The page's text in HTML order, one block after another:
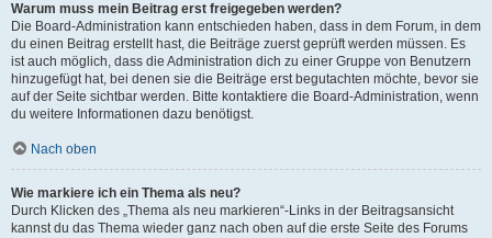
Warum muss mein Beitrag erst freigegeben werden?
Die Board-Administration kann entschieden haben, dass in dem Forum, in dem
du einen Beitrag erstellt hast, die Beiträge zuerst geprüft werden müssen. Es
ist auch möglich, dass die Administration dich zu einer Gruppe von Benutzern
hinzugefügt hat, bei denen sie die Beiträge erst begutachten möchte, bevor sie
auf der Seite sichtbar werden. Bitte kontaktiere die Board-Administration, wenn
du weitere Informationen dazu benötigst.
Nach oben
Wie markiere ich ein Thema als neu?
Durch Klicken des „Thema als neu markieren“-Links in der Beitragsansicht
kannst du das Thema wieder ganz nach oben auf die erste Seite des Forums